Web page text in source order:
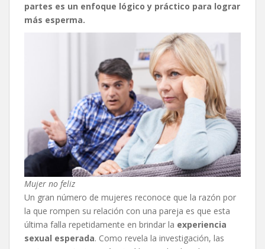
partes es un enfoque lógico y práctico para lograr
más esperma.
Mujer no feliz
Un gran número de mujeres reconoce que la razón por
la que rompen su relación con una pareja es que esta
última falla repetidamente en brindar la experiencia
sexual esperada. Como revela la investigación, las